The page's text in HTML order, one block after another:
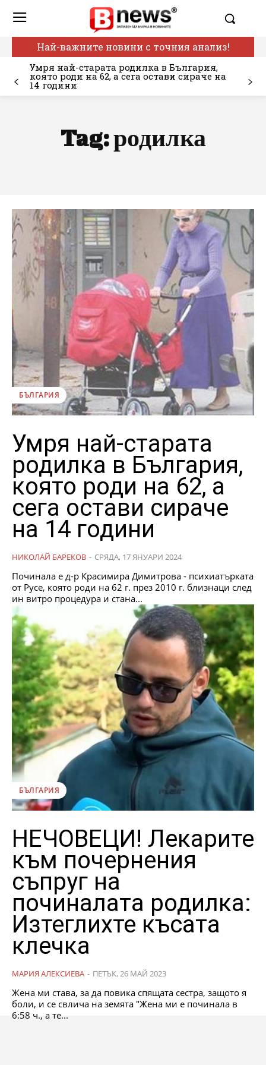
Най-важните новини с точния анализ!
Умря най-старата родилка в България,
която роди на 62, а сега остави сираче на
14 години
Tag:родилка
БЪЛГАРИЯ
Умря най-старата
родилка в България,
която роди на 62, а
сега остави сираче
на 14 години
НИКОЛАЙ БАРЕКОВ - СРЯДА, 17 ЯНУАРИ 2024
Починала е д-р Красимира Димитрова - психиатърката
от Русе, която роди на 62 г. през 2010 г. близнаци след
ин витро процедура и стана...
БЪЛГАРИЯ
НЕЧОВЕЦИ! Лекарите
към почернения
съпруг на
починалата родилка:
Изтеглихте късата
клечка
МАРИЯ АЛЕКСИЕВА - ПЕТЪК, 26 МАЙ 2023
Жена ми става, за да повика спящата сестра, защото я
боли, и се свлича на земята "Жена ми е починала в
6:58 ч., а те...